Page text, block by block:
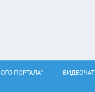
ПОРТАЛА" ВИДЕОЧАТ